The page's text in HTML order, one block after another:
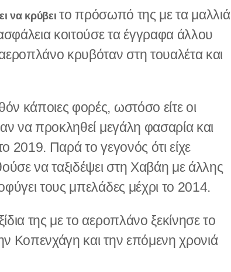
να κρύβειτο πρόσωπό της με τα μαλλιά
κοιτούσε τα έγγραφα άλλου
κρυβόταν στη τουαλέτα και
κάποιες φορές, ωστόσο είτε οι
να προκληθεί μεγάλη φασαρία και
2019. Παρά το γεγονός ότι είχε
να ταξιδέψει στη Χαβάη με άλλης
τους μπελάδες μέχρι το 2014.
της με το αεροπλάνο ξεκίνησε το
Κοπενχάγη και την επόμενη χρονιά